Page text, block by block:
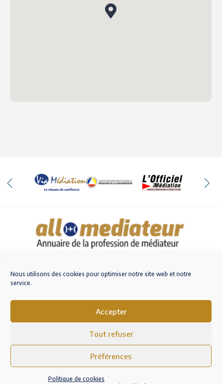
Nous utilisons des cookies pour optimiser notre site web et notre
service.
Accepter
Tout refuser
Préférences
Politique de cookies
M'inscrire sur AlloMediateur
Mentions légales – RGPD
Conditions Générales d’Utilisation
Politique de cookies (EU)